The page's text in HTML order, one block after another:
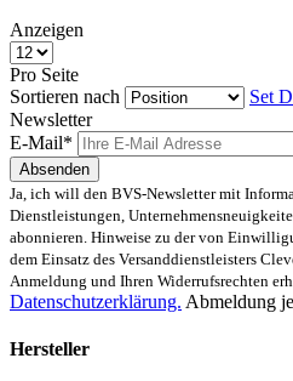
Anzeigen
Pro Seite
Sortieren nach
Set
Newsletter
E-Mail*
Absenden
Ja, ich will den BVS-Newsletter mit
Dienstleistungen,
abonnieren. Hinweise zu der von
dem Einsatz des Versanddienstleisters
Anmeldung und Ihren Widerrufsrechten
Datenschutzerklärung. Abmeldung
Hersteller